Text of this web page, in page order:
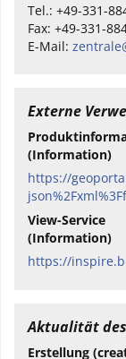
Tel.: +49-331-
Fax: +49-331-
E-Mail:
Externe
(Information)
https://
View-Service
(Information)
https://
Aktualität
Erstellung